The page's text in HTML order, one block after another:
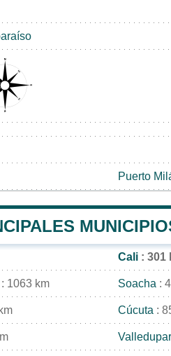
Puerto
Cali : 301
: 1063 km Soacha :
Cúcuta :
Valledupar